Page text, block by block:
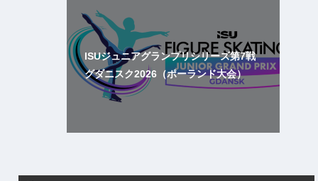
ISUジュニアグランプリシリーズ第7戦
グダニスク2026（ポーランド大会）